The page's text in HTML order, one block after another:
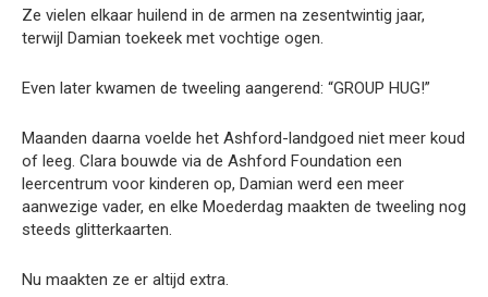
Ze vielen elkaar huilend in de armen na zesentwintig jaar,
terwijl Damian toekeek met vochtige ogen.
Even later kwamen de tweeling aangerend: “GROUP HUG!”
Maanden daarna voelde het Ashford-landgoed niet meer koud
of leeg. Clara bouwde via de Ashford Foundation een
leercentrum voor kinderen op, Damian werd een meer
aanwezige vader, en elke Moederdag maakten de tweeling nog
steeds glitterkaarten.
Nu maakten ze er altijd extra.